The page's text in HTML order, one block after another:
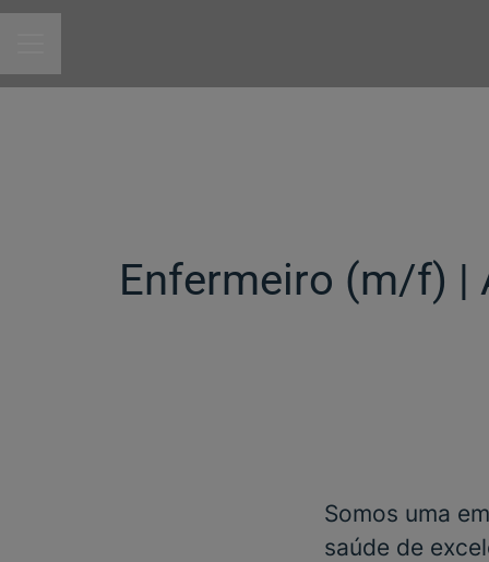
Enfermeiro (m/f)​ |
Somos uma
saúde de